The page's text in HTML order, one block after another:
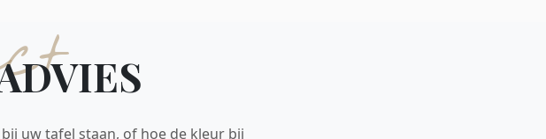
uw tafel staan, of hoe de kleur bij